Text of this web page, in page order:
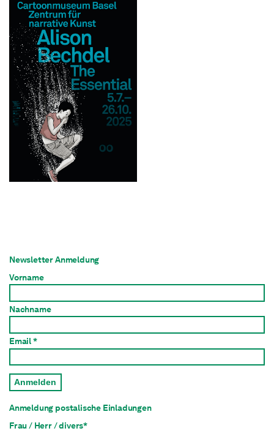
Newsletter Anmeldung
Vorname
Nachname
Email *
Anmelden
Anmeldung postalische Einladungen
Frau / Herr / divers*